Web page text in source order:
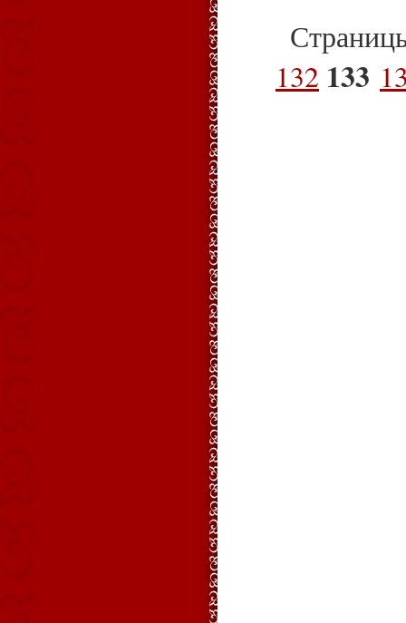
132 133